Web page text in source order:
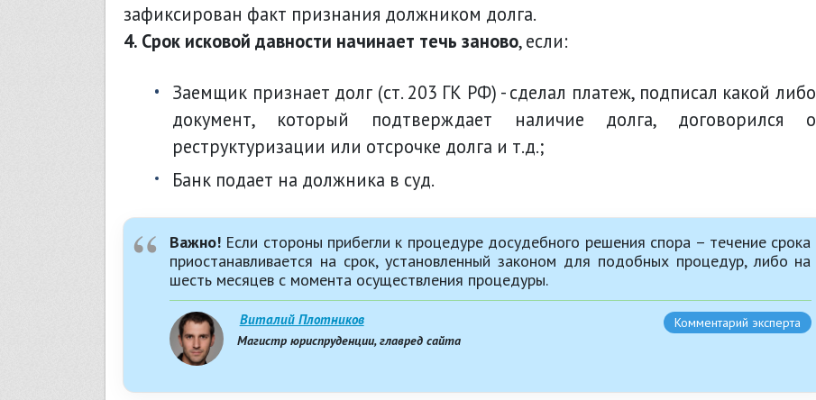
зафиксирован факт признания должником долга.
4. Срок исковой давности начинает течь заново, если:
заемщик признает долг (ст. 203 ГК РФ) - сделал платеж, подписал какой либо
документ, который подтверждает наличие долга, договорился о
реструктуризации или отсрочке долга и т.д.;
банк подает на должника в суд.
Важно!Если стороны прибегли к процедуре досудебного решения спора – течение срока
приостанавливается на срок, установленный законом для подобных процедур, либо на
шесть месяцев с момента осуществления процедуры.
Виталий Плотников
Магистр юриспруденции, главред сайта
Комментарий эксперта